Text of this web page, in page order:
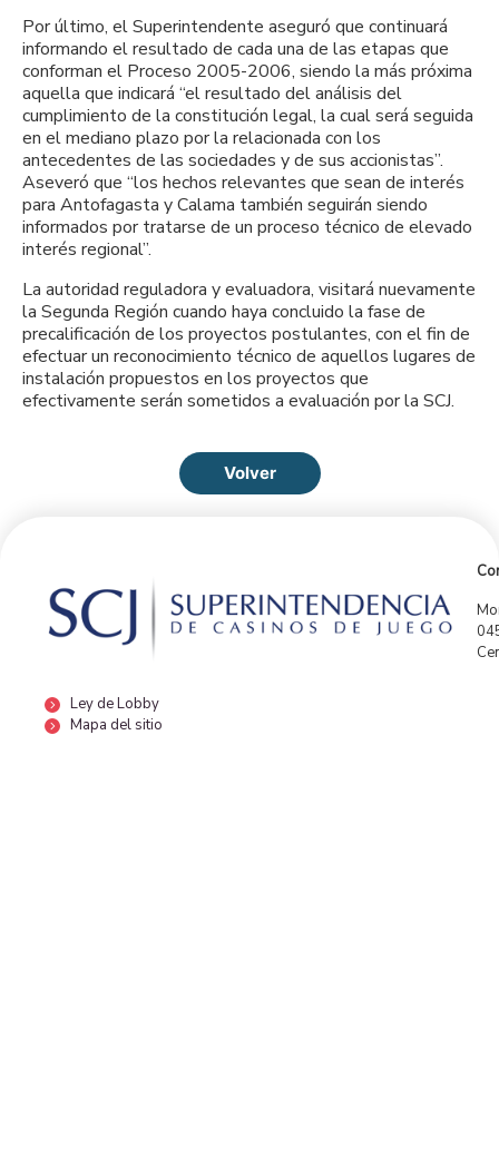
Por último, el Superintendente aseguró que continuará
informando el resultado de cada una de las etapas que
conforman el Proceso 2005-2006, siendo la más próxima
aquella que indicará “el resultado del análisis del
cumplimiento de la constitución legal, la cual será seguida
en el mediano plazo por la relacionada con los
antecedentes de las sociedades y de sus accionistas”.
Aseveró que “los hechos relevantes que sean de interés
para Antofagasta y Calama también seguirán siendo
informados por tratarse de un proceso técnico de elevado
interés regional”.
La autoridad reguladora y evaluadora, visitará nuevamente
la Segunda Región cuando haya concluido la fase de
precalificación de los proyectos postulantes, con el fin de
efectuar un reconocimiento técnico de aquellos lugares de
instalación propuestos en los proyectos que
efectivamente serán sometidos a evaluación por la SCJ.
Volver
Ley de Lobby
Mapa del sitio